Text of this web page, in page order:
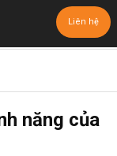
Liên hệ
năng của